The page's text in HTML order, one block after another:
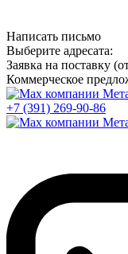
Написать письмо
Выберите адресата:
Заявка на поставку
Коммерческое
+7 (391) 269-90-86